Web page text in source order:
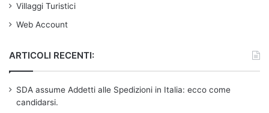
Villaggi Turistici
Web Account
ARTICOLI RECENTI:
SDA assume Addetti alle Spedizioni in Italia: ecco come
candidarsi.